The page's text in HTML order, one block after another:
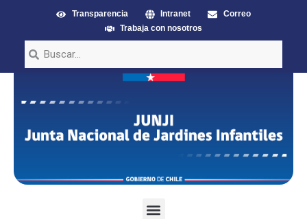
Transparencia Intranet
Correo
Trabaja con nosotros